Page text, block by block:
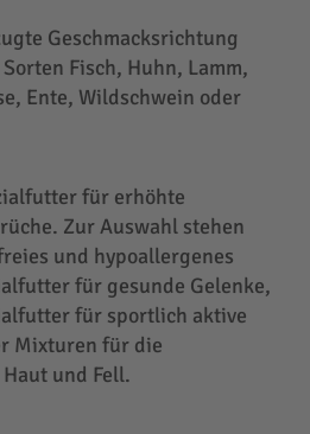
Geschmacksrichtung
Fisch, Huhn, Lamm,
Ente, Wildschwein oder
für erhöhte
Zur Auswahl stehen
und hypoallergenes
für gesunde Gelenke,
für sportlich aktive
Mixturen für die
und Fell.